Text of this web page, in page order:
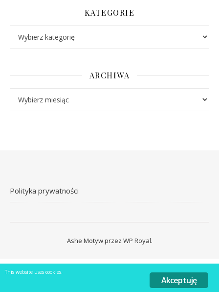
KATEGORIE
ARCHIWA
Polityka prywatności
Ashe Motyw przez WP Royal.
Akceptuję
This website uses cookies.